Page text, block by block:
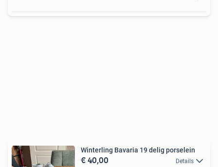
Winterling Bavaria 19 delig porselein
€ 40,00 Details